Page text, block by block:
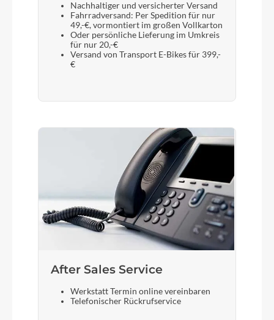
Nachhaltiger und versicherter Versand
Fahrradversand: Per Spedition für nur
49,-€, vormontiert im großen Vollkarton
Oder persönliche Lieferung im Umkreis
für nur 20,-€
Versand von Transport E-Bikes für 399,-
€
After Sales Service
Werkstatt Termin online vereinbaren
Telefonischer Rückrufservice